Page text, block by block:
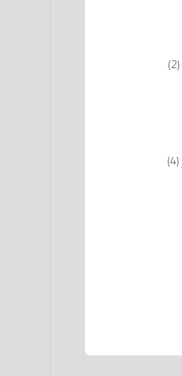
(2)
(4)